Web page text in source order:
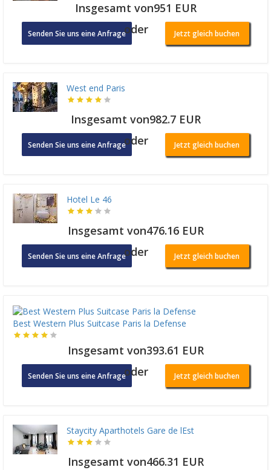
Insgesamt von951 EUR
Senden Sie uns eine Anfrageoder Jetzt gleich buchen
West end Paris
Insgesamt von982.7 EUR
Senden Sie uns eine Anfrageoder Jetzt gleich buchen
Hotel Le 46
Insgesamt von476.16 EUR
Senden Sie uns eine Anfrageoder Jetzt gleich buchen
Best Western Plus Suitcase Paris la Defense
Insgesamt von393.61 EUR
Senden Sie uns eine Anfrageoder Jetzt gleich buchen
Staycity Aparthotels Gare de lEst
Insgesamt von466.31 EUR